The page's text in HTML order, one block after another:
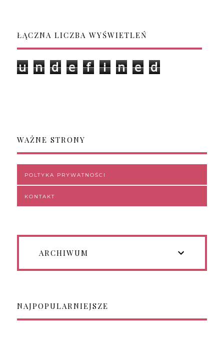
ŁĄCZNA LICZBA WYŚWIETLEŃ
u n d e f i n e d
WAŻNE STRONY
POLTYKA PRYWATNOŚCI
KONTAKT
ARCHIWUM
NAJPOPULARNIEJSZE